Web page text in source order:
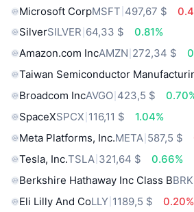
Microsoft CorpMSFT 497,67 $
SilverSILVER 64,33 $
0.81%
Amazon.com IncAMZN 272,34 $
Taiwan Semiconductor
Broadcom IncAVGO 423,5 $
SpaceXSPCX 116,11 $
1.04%
Meta Platforms, Inc.META 587,5 $
Tesla, Inc.TSLA 321,64 $
0.66%
Berkshire Hathaway Inc Class B
Eli Lilly And CoLLY 1189,5 $
0.20%